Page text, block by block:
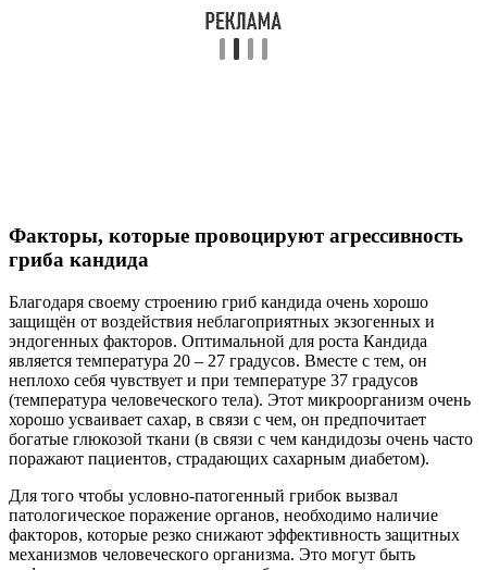
Факторы, которые провоцируют агрессивность
гриба кандида
Благодаря своему строению гриб кандида очень хорошо
защищён от воздействия неблагоприятных экзогенных и
эндогенных факторов. Оптимальной для роста Кандида
является температура 20 – 27 градусов. Вместе с тем, он
неплохо себя чувствует и при температуре 37 градусов
(температура человеческого тела). Этот микроорганизм очень
хорошо усваивает сахар, в связи с чем, он предпочитает
богатые глюкозой ткани (в связи с чем кандидозы очень часто
поражают пациентов, страдающих сахарным диабетом).
Для того чтобы условно-патогенный грибок вызвал
патологическое поражение органов, необходимо наличие
факторов, которые резко снижают эффективность защитных
механизмов человеческого организма. Это могут быть